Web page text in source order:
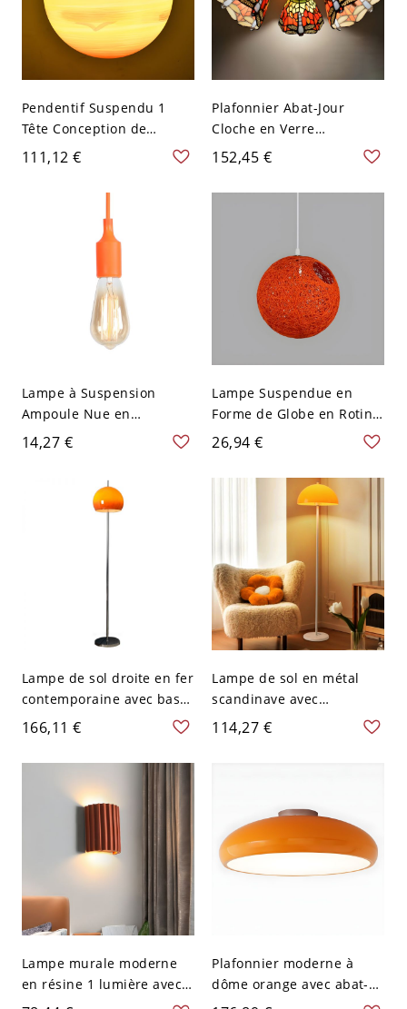
Pendentif Suspendu 1
Tête Conception de
Planète Suspension en
Métal Style Enfant - 110 V-
120 V 15,24 cm Orange
111,12 €
Plafonnier Abat-Jour
Cloche en Verre
Multicolore Lampe
Encastrée 3 Têtes Style
Tiffany - Rouge-Orange
152,45 €
Lampe à Suspension
Ampoule Nue en
Plastique 1 Tête
Luminaire de Plafond
120 V Orange
14,27 €
Lampe Suspendue en
Forme de Globe en Rotin
Suspension à 1 Tête
Asiatique pour Salon - 110
V-120 V Orange
26,94 €
Lampe de sol droite en fer
contemporaine avec base
argentée et abat-jour
orange, 63" de haut - 110
V-120 V
166,11 €
Lampe de sol en métal
scandinave avec
interrupteur à bouton et
abat-jour en forme de bol,
114,27 €
Lampe murale moderne
en résine 1 lumière avec
abat-jour en résine blanc
Plafonnier moderne à
dôme orange avec abat-
jour en acrylique blanc et